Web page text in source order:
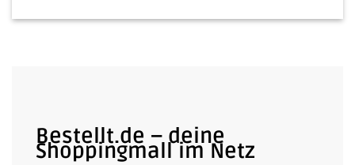
Bestellt.de – deine
Shoppingmall im Netz